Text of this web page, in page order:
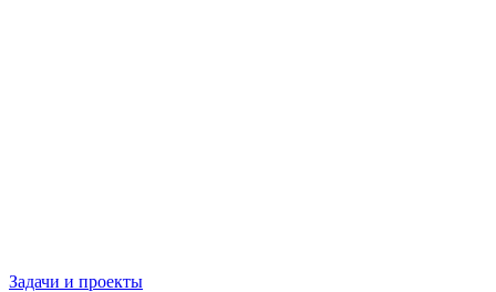
Задачи и проекты